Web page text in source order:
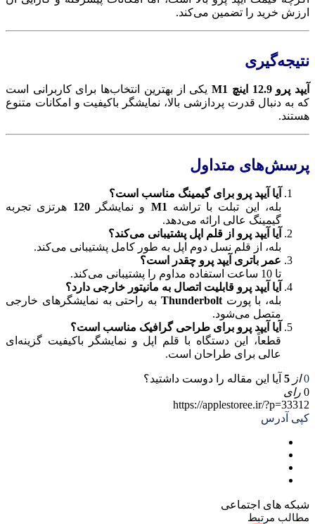
ارزش خرید را تضمین می‌کند.
نتیجه‌گیری
آیپد پرو 12.9 اینچ M1
یکی از بهترین انتخاب‌ها برای کاربرانی است
که به دنبال قدرت پردازشی بالا، نمایشگر باکیفیت و امکانات متنوع
هستند.
پرسش‌های متداول
آیا آیپد پرو برای گیمینگ مناسب است؟
بله، این تبلت با تراشه M1 و نمایشگر120 هرتزی تجربه
گیمینگ عالی ارائه می‌دهد.
آیا آیپد پرو از قلم اپل پشتیبانی می‌کند؟
بله، از قلم نسل دوم اپل به طور کامل پشتیبانی می‌کند.
عمر باتری آیپد پرو چقدر است؟
تا 10 ساعت استفاده مداوم را پشتیبانی می‌کند.
آیا آیپد پرو قابلیت اتصال به مانیتور خارجی دارد؟
بله، با پورتThunderbolt به راحتی به نمایشگرهای خارجی
متصل می‌شود.
آیا آیپد پرو برای طراحی گرافیک مناسب است؟
قطعاً، این دستگاه با قلم اپل و نمایشگر باکیفیت گزینه‌ای
عالی برای طراحان است.
0 از 5 آیا این مقاله را دوست داشتید؟
0 رای
https://applestoree.ir/?p=33312
کپی آدرس
شبکه های اجتماعی
مطالب مرتبط